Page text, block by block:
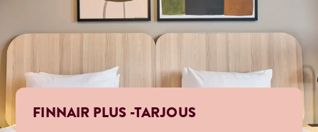
FINNAIR PLUS -TARJOUS